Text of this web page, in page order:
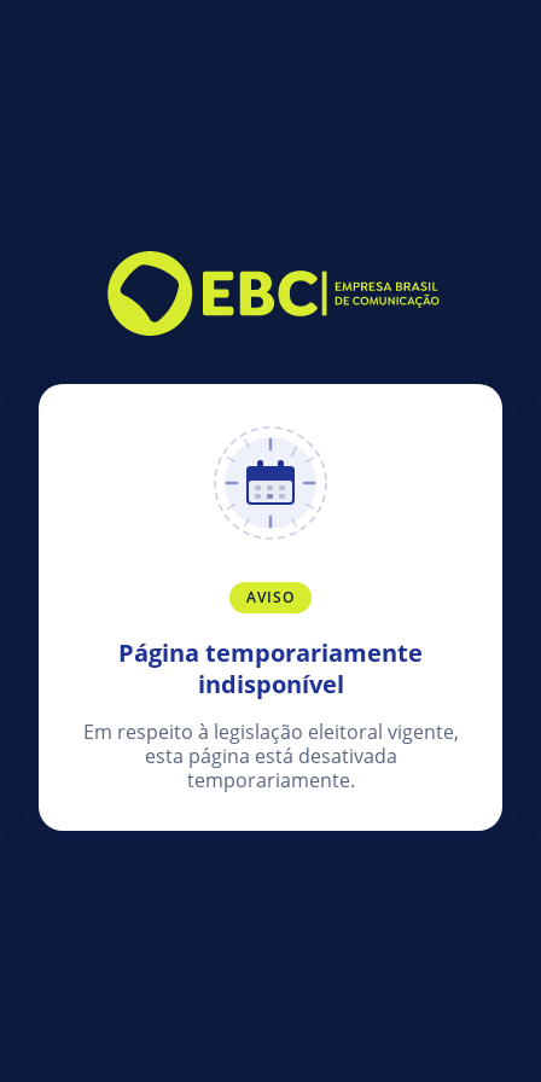
AVISO
Página temporariamente
indisponível
Em respeito à legislação eleitoral vigente,
esta página está desativada
temporariamente.